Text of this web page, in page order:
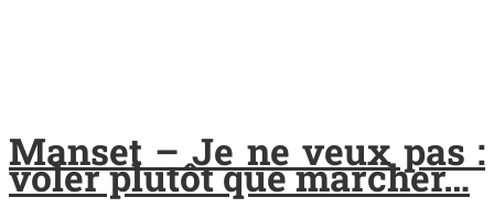
Manset – Je ne veux pas :
voler plutôt que marcher…